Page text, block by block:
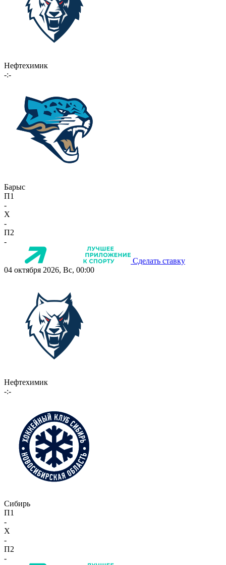
Нефтехимик
-:-
Барыс
П1
-
X
-
П2
-
Сделать ставку
04 октября 2026, Вс, 00:00
Нефтехимик
-:-
Сибирь
П1
-
X
-
П2
-